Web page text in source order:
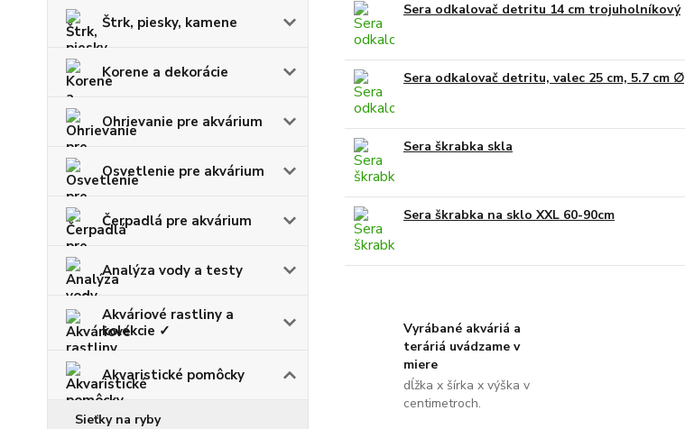
Štrk, piesky, kamene
Korene a dekorácie
Ohrievanie pre akvárium
Osvetlenie pre akvárium
Čerpadlá pre akvárium
Analýza vody a testy
Akváriové rastliny a
kolekcie ✓
Akvaristické pomôcky
Sieťky na ryby
Sera odkalovač detritu 14 cm trojuholníkový
Sera odkalovač detritu, valec 25 cm, 5.7 cm ∅
Sera škrabka skla
Sera škrabka na sklo XXL 60-90cm
Vyrábané akváriá a
teráriá uvádzame v
miere
dĺžka x šírka x výška v
centimetroch.